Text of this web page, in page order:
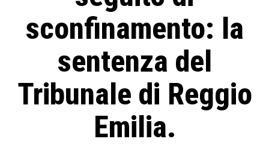
sconfinamento: la
sentenza del
Tribunale di Reggio
Emilia.